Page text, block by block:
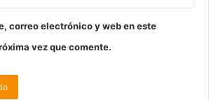
correo electrónico y web en este
vez que comente.